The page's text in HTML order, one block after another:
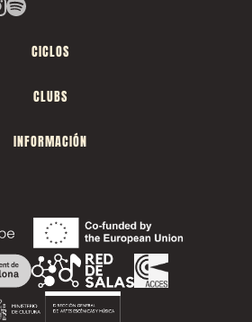
CICLOS
CLUBS
INFORMACIÓN